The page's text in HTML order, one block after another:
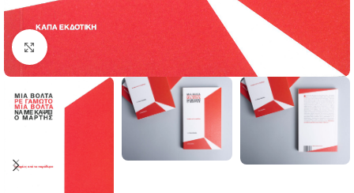
Click to enlarge